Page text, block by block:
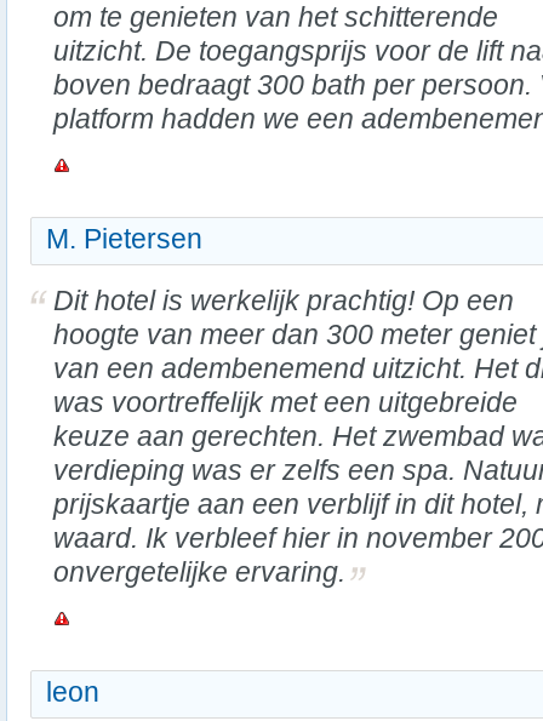
om te genieten van het schitterende
uitzicht. De toegangsprijs voor de lift
boven bedraagt 300 bath per persoon.
platform hadden we een
M. Pietersen
Dit hotel is werkelijk prachtig! Op een
hoogte van meer dan 300 meter geniet
van een adembenemend uitzicht. Het
was voortreffelijk met een uitgebreide
keuze aan gerechten. Het zwembad
verdieping was er zelfs een spa.
prijskaartje aan een verblijf in dit hotel,
waard. Ik verbleef hier in november
onvergetelijke ervaring.
leon